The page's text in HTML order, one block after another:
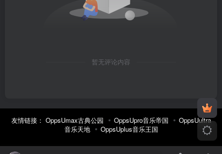
暂无评论内容
友情链接： OppsUmax古典公园 OppsUpro音乐帝国
OppsUultra
音乐天地
OppsUplus音乐王国